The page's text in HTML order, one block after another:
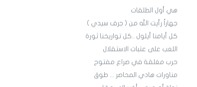
هي أول الطلقات
جهاراً رأيت الله من ( جرف سيدي )
كل أيامنا أيلول ..كل تواريخنا ثورة
اللعب على عتبات الاستقلال
حرب مغلقة في صراع مفتوح
مناورات هادي المحاصر ... طوق